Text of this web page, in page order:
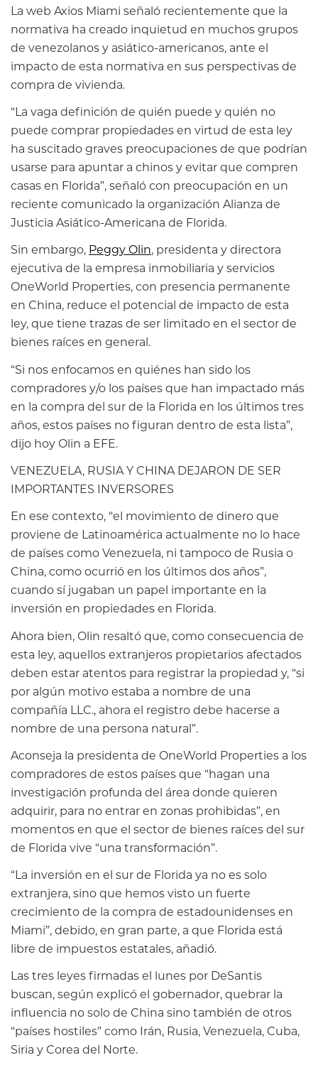
La web Axios Miami señaló recientemente que la
normativa ha creado inquietud en muchos grupos
de venezolanos y asiático-americanos, ante el
impacto de esta normativa en sus perspectivas de
compra de vivienda.
“La vaga definición de quién puede y quién no
puede comprar propiedades en virtud de esta ley
ha suscitado graves preocupaciones de que podrían
usarse para apuntar a chinos y evitar que compren
casas en Florida”, señaló con preocupación en un
reciente comunicado la organización Alianza de
Justicia Asiático-Americana de Florida.
Sin embargo, Peggy Olin, presidenta y directora
ejecutiva de la empresa inmobiliaria y servicios
OneWorld Properties, con presencia permanente
en China, reduce el potencial de impacto de esta
ley, que tiene trazas de ser limitado en el sector de
bienes raíces en general.
“Si nos enfocamos en quiénes han sido los
compradores y/o los países que han impactado más
en la compra del sur de la Florida en los últimos tres
años, estos países no figuran dentro de esta lista”,
dijo hoy Olin a EFE.
VENEZUELA, RUSIA Y CHINA DEJARON DE SER
IMPORTANTES INVERSORES
En ese contexto, “el movimiento de dinero que
proviene de Latinoamérica actualmente no lo hace
de países como Venezuela, ni tampoco de Rusia o
China, como ocurrió en los últimos dos años”,
cuando sí jugaban un papel importante en la
inversión en propiedades en Florida.
Ahora bien, Olin resaltó que, como consecuencia de
esta ley, aquellos extranjeros propietarios afectados
deben estar atentos para registrar la propiedad y, “si
por algún motivo estaba a nombre de una
compañía LLC., ahora el registro debe hacerse a
nombre de una persona natural”.
Aconseja la presidenta de OneWorld Properties a los
compradores de estos países que “hagan una
investigación profunda del área donde quieren
adquirir, para no entrar en zonas prohibidas”, en
momentos en que el sector de bienes raíces del sur
de Florida vive “una transformación”.
“La inversión en el sur de Florida ya no es solo
extranjera, sino que hemos visto un fuerte
crecimiento de la compra de estadounidenses en
Miami”, debido, en gran parte, a que Florida está
libre de impuestos estatales, añadió.
Las tres leyes firmadas el lunes por DeSantis
buscan, según explicó el gobernador, quebrar la
influencia no solo de China sino también de otros
“países hostiles” como Irán, Rusia, Venezuela, Cuba,
Siria y Corea del Norte.